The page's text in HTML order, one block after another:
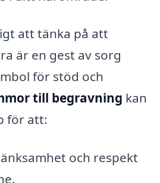
att tänka på att
är en gest av sorg
för stöd och
till begravning kan
för att:
och respekt